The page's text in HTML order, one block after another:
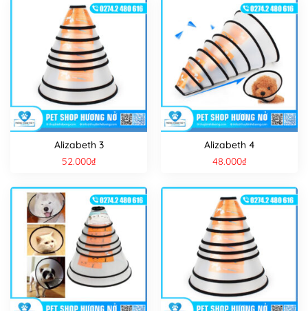
Alizabeth 3
52.000₫
Alizabeth 4
48.000₫